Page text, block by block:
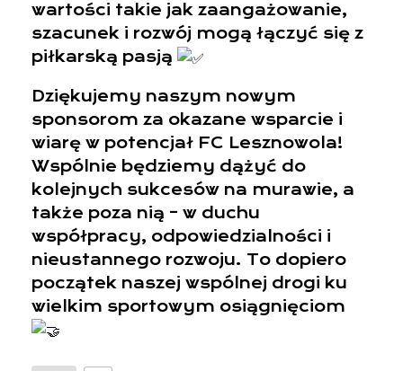
wartości takie jak zaangażowanie,
szacunek i rozwój mogą łączyć się z
piłkarską pasją
Dziękujemy naszym nowym
sponsorom za okazane wsparcie i
wiarę w potencjał FC Lesznowola!
Wspólnie będziemy dążyć do
kolejnych sukcesów na murawie, a
także poza nią – w duchu
współpracy, odpowiedzialności i
nieustannego rozwoju. To dopiero
początek naszej wspólnej drogi ku
wielkim sportowym osiągnięciom